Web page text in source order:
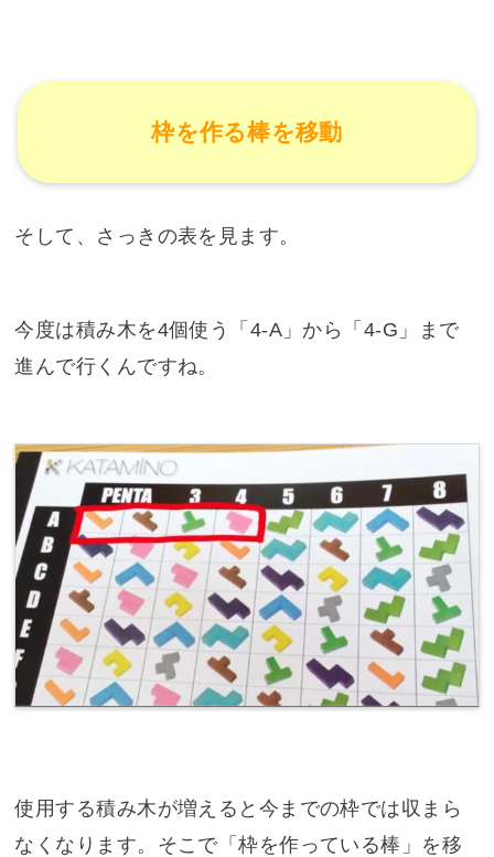
枠を作る棒を移動
そして、さっきの表を見ます。
今度は積み木を4個使う「4-A」から「4-G」まで
進んで行くんですね。
使用する積み木が増えると今までの枠では収まら
なくなります。そこで「枠を作っている棒」を移